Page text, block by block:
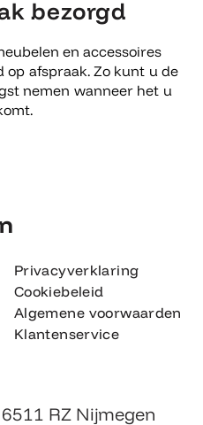
bezorgd
en accessoires
op afspraak. Zo kunt u de
nemen wanneer het u
Privacyverklaring
Cookiebeleid
Algemene voorwaarden
Klantenservice
RZ Nijmegen